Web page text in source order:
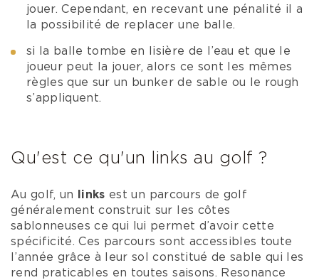
jouer. Cependant, en recevant une pénalité il a
la possibilité de replacer une balle.
si la balle tombe en lisière de l’eau et que le
joueur peut la jouer, alors ce sont les mêmes
règles que sur un bunker de sable ou le rough
s’appliquent.
Qu'est ce qu'un links au golf ?
Au golf, un links est un parcours de golf
généralement construit sur les côtes
sablonneuses ce qui lui permet d’avoir cette
spécificité. Ces parcours sont accessibles toute
l’année grâce à leur sol constitué de sable qui les
rend praticables en toutes saisons. Resonance